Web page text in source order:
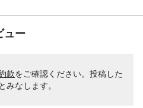
ュー
款をご確認ください。投稿した
みなします。